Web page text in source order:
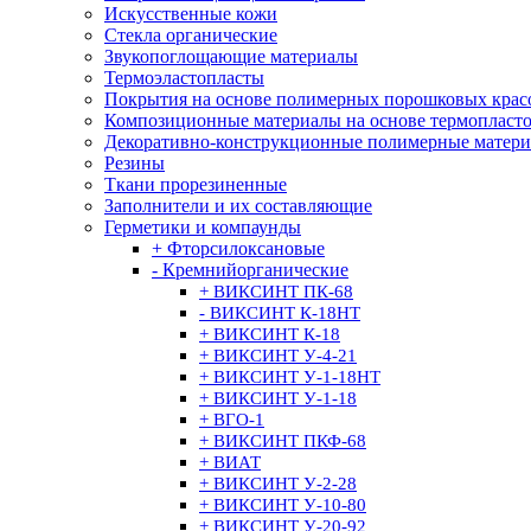
Искусственные кожи
Стекла органические
Звукопоглощающие материалы
Термоэластопласты
Покрытия на основе полимерных порошковых
Композиционные материалы на основе
Декоративно-конструкционные полимерные
Резины
Ткани прорезиненные
Заполнители и их составляющие
Герметики и компаунды
+ Фторсилоксановые
- Кремнийорганические
+ ВИКСИНТ ПК-68
- ВИКСИНТ К-18НТ
+ ВИКСИНТ К-18
+ ВИКСИНТ У-4-21
+ ВИКСИНТ У-1-18НТ
+ ВИКСИНТ У-1-18
+ ВГО-1
+ ВИКСИНТ ПКФ-68
+ ВИАТ
+ ВИКСИНТ У-2-28
+ ВИКСИНТ У-10-80
+ ВИКСИНТ У-20-92